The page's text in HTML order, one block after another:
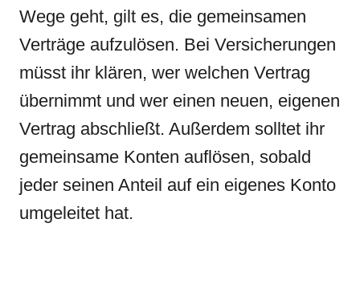
Wege geht, gilt es, die gemeinsamen
Verträge aufzulösen. Bei Versicherungen
müsst ihr klären, wer welchen Vertrag
übernimmt und wer einen neuen, eigenen
Vertrag abschließt. Außerdem solltet ihr
gemeinsame Konten auflösen, sobald
jeder seinen Anteil auf ein eigenes Konto
umgeleitet hat.